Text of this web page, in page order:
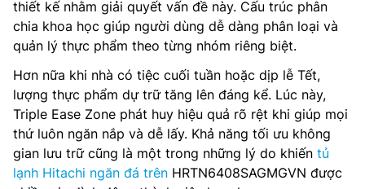
thiết kế nhằm giải quyết vấn đề này. Cấu trúc phân
chia khoa học giúp người dùng dễ dàng phân loại và
quản lý thực phẩm theo từng nhóm riêng biệt.
Hơn nữa khi nhà có tiệc cuối tuần hoặc dịp lễ Tết,
lượng thực phẩm dự trữ tăng lên đáng kể. Lúc này,
Triple Ease Zone phát huy hiệu quả rõ rệt khi giúp mọi
thứ luôn ngăn nắp và dễ lấy. Khả năng tối ưu không
gian lưu trữ cũng là một trong những lý do khiến tủ
lạnh Hitachi ngăn đá trên HRTN6408SAGMGVN được